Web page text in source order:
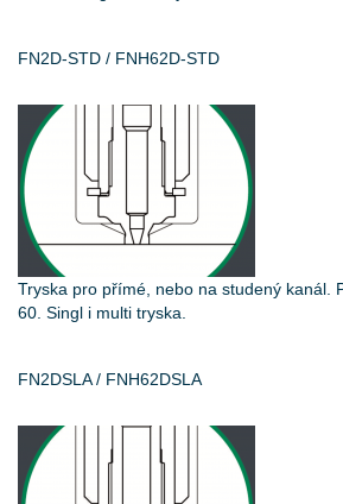
FN2D-STD / FNH62D-STD
Tryska pro přímé, nebo na studený kanál.
60. Singl i multi tryska.
FN2DSLA / FNH62DSLA